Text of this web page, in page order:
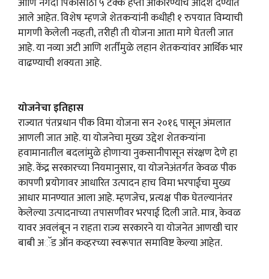
आले आहेत. विशेष म्हणजे शेतकऱ्यांनी कधीही १ रुपयात विम्याची
मागणी केलेली नव्हती, तरीही ती योजना आता मागे घेतली जात
आहे. या नव्या अटी आणि शर्तींमुळे लहान शेतकऱ्यांवर आर्थिक भार
वाढण्याची शक्यता आहे.
योजनेचा इतिहास
राज्यात पंतप्रधान पीक विमा योजना सन २०१६ पासून अंमलात
आणली जात आहे. या योजनेचा मुख्य उद्देश शेतकऱ्यांना
हवामानातील बदलांमुळे होणाऱ्या नुकसानीपासून संरक्षण देणे हा
आहे. केंद्र सरकारच्या नियमानुसार, या योजनेअंतर्गत केवळ पीक
कापणी प्रयोगावर आधारित उत्पादन हाच विमा भरपाईचा मुख्य
आधार मानण्यात आला आहे. म्हणजेच, प्रत्यक्ष पीक घेतल्यानंतर
केलेल्या उत्पादनाच्या तपासणीवर भरपाई दिली जाते. मात्र, केवळ
यावर अवलंबून न राहता राज्य सरकारने या योजनेत आणखी चार
बाबी अॅड ऑन कव्हरच्या स्वरूपात समाविष्ट केल्या आहेत.